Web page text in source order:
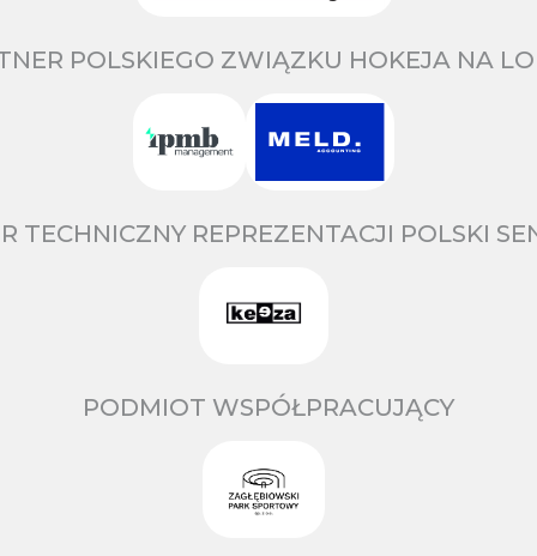
POLSKIEGO ZWIĄZKU HOKEJA NA
TECHNICZNY REPREZENTACJI POLSKI
PODMIOT WSPÓŁPRACUJĄCY